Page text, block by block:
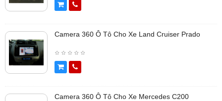
Camera 360 Ô Tô Cho Xe Land Cruiser Prado
Camera 360 Ô Tô Cho Xe Mercedes C200